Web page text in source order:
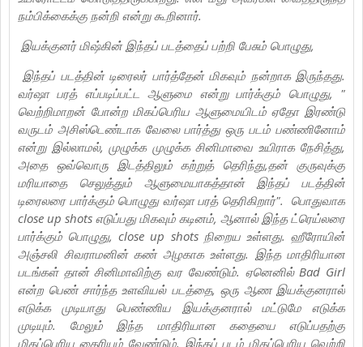
நம்பிக்கைக்கு நன்றி என்று கூறினார்.
இயக்குனர் மிஷ்கின் இந்தப் படத்தைப் பற்றி பேசும் பொழுது,
இந்தப் படத்தின் டிரைலர் பார்த்தேன் மிகவும் நன்றாக இருந்தது.
வர்ஷா பரத் எப்படிப்பட்ட ஆளுமை என்று பார்க்கும் பொழுது, "
வெற்றிமாறன் போன்ற மிகப்பெரிய ஆளுமையிடம் ஏதோ இரண்டு
வருடம் அசிஸ்டெண்டாக வேலை பார்த்து ஒரு படம் பண்ணினோம்
என்று இல்லாமல், முழுக்க முழுக்க சினிமாவை உயிராக நேசித்து,
அதை ஒவ்வொரு இடத்திலும் கற்றுத் தெரிந்து,தன் குருவுக்கு
மரியாதை செலுத்தும் ஆளுமையாகத்தான் இந்தப் படத்தின்
டிரைலரை பார்க்கும் பொழுது வர்ஷா பரத் தெரிகிறார்". பொதுவாக
close up shots எடுப்பது மிகவும் கடினம், ஆனால் இந்த ட்ரெய்லரை
பார்க்கும் பொழுது, close up shots நிறைய உள்ளது. ஹீரோயின்
அஞ்சலி சிவராமனின் கண் அழகாக உள்ளது. இந்த மாதிரியான
படங்கள் தான் சினிமாவிற்கு வர வேண்டும். ஏனெனில் Bad Girl
என்ற பெண் சார்ந்த உளவியல் படத்தை, ஒரு ஆண இயக்குனரால்
எடுக்க முடியாது பெண்ணிய இயக்குனரால் மட்டுமே எடுக்க
முடியும். மேலும் இந்த மாதிரியான கதையை எடுப்பதற்கு
மிகப்பெரிய தைரியம் வேண்டும். இந்தப் படம் மிகப்பெரிய வெற்றி